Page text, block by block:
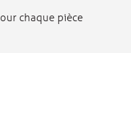
chaque pièce